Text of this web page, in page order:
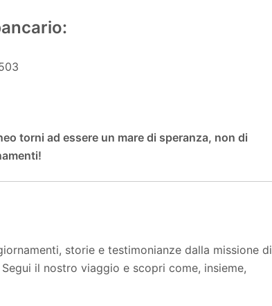
torni ad essere un mare di speranza, non di
storie e testimonianze dalla missione di
il nostro viaggio e scopri come, insieme,